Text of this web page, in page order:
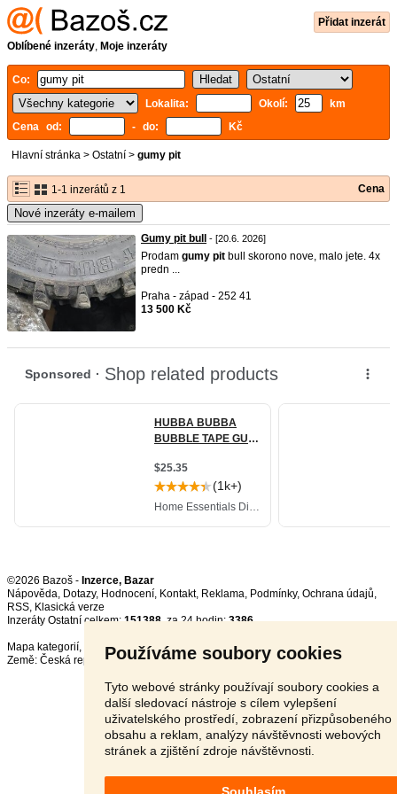
Používáme soubory cookies
Tyto webové stránky používají soubory cookies a
další sledovací nástroje s cílem vylepšení
uživatelského prostředí, zobrazení přizpůsobeného
obsahu a reklam, analýzy návštěvnosti webových
stránek a zjištění zdroje návštěvnosti.
Souhlasím
Přidat inzerát
Oblíbené inzeráty, Moje inzeráty
Co:
Lokalita:
Okolí:
km
Cena od:
- do: Kč
Hlavní stránka > Ostatní > gumy pit
1-1 inzerátů z 1 Cena
Nové inzeráty e-mailem
Gumy pit bull - [20.6. 2026]
Prodam gumy pit bull skorono nove, malo jete. 4x
predn ...
Praha - západ - 252 41
13 500 Kč
©2026 Bazoš - Inzerce, Bazar
Nápověda, Dotazy, Hodnocení, Kontakt, Reklama, Podmínky, Ochrana údajů,
RSS,
Inzeráty Ostatní celkem:151388, za 24 hodin:3386
Mapa kategorií,
Nejvyhledávanější výrazy
Země: Česká republika,Slovensko,Polsko,Rakousko